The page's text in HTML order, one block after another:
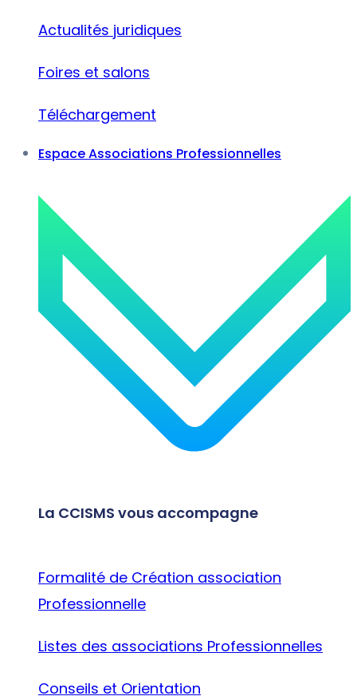
Actualités juridiques
Foires et salons
Téléchargement
Espace Associations Professionnelles
La CCISMS vous accompagne
Formalité de Création association
Professionnelle
Listes des associations Professionnelles
Conseils et Orientation